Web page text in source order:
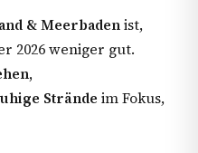
& Meerbadenist,
2026 weniger gut.
Strände im Fokus,